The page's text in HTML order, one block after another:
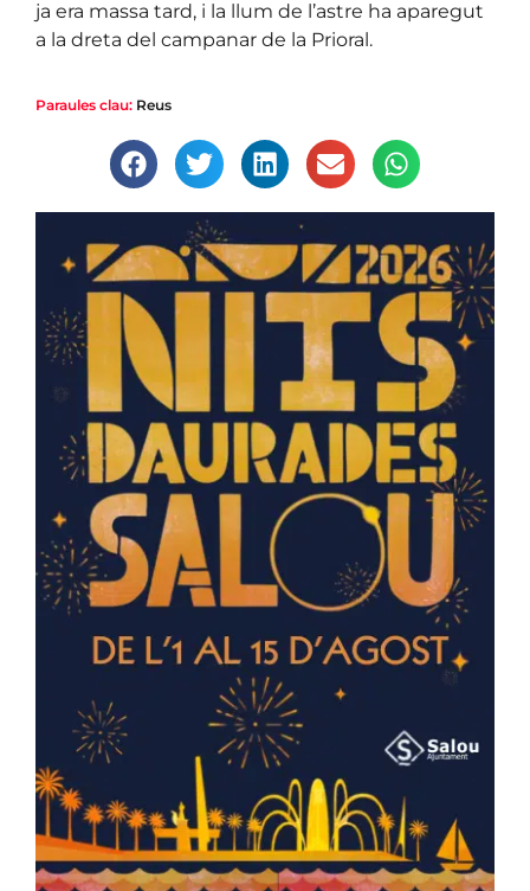
ja era massa tard, i la llum de l’astre ha aparegut
a la dreta del campanar de la Prioral.
Paraules clau: Reus